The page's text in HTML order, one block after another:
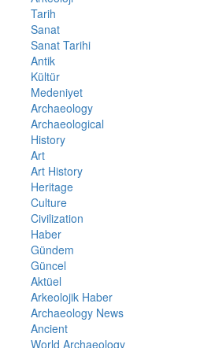
Tarih
Sanat
Sanat Tarihi
Antik
Kültür
Medeniyet
Archaeology
Archaeological
History
Art
Art History
Heritage
Culture
Civilization
Haber
Gündem
Güncel
Aktüel
Arkeolojik Haber
Archaeology News
Ancient
World Archaeology